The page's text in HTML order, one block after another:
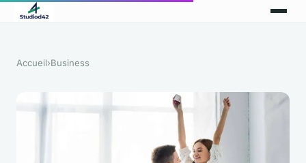
Accueil›Business